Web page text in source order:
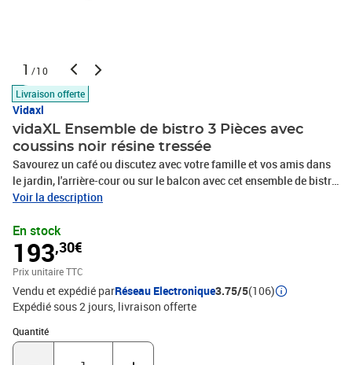
1 /10
Livraison offerte
Vidaxl
vidaXL Ensemble de bistro 3 Pièces avec
coussins noir résine tressée
Savourez un café ou discutez avec votre famille et vos amis dans
le jardin, l'arrière-cour ou sur le balcon avec cet ensemble de bistro
confortable ! Matériau durable : la résine tressée, également
solide et nécessitant peu d'entretien qui ressemble au rotin
naturel. Il est léger, facile à nettoyer et couramment utilisé pour les
meubles d'extérieur en raison de sa durabilité et de ses propriétés
de résistance aux intempéries.Dossier et repose-pied réglables : ce
siège de jardin est doté d'une poignée. Vous pouvez régler le
dossier et le repose-pied dans n'importe quelle position en tirant
sur la poignée, et les remettre rapidement dans leur position
initiale. Expérience d'assise confortable : cet ensemble de meubles
Voir la description
En stock
193,30€
Prix unitaire TTC
Vendu et expédié parRéseau Electronique3.75/5(106)
Expédié sous 2 jours livraison offerte
Quantité
Quantité : 1